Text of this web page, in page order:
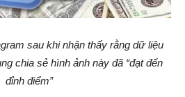
sau khi nhận thấy rằng dữ liệu
chia sẻ hình ảnh này đã “đạt đến
đỉnh điểm”